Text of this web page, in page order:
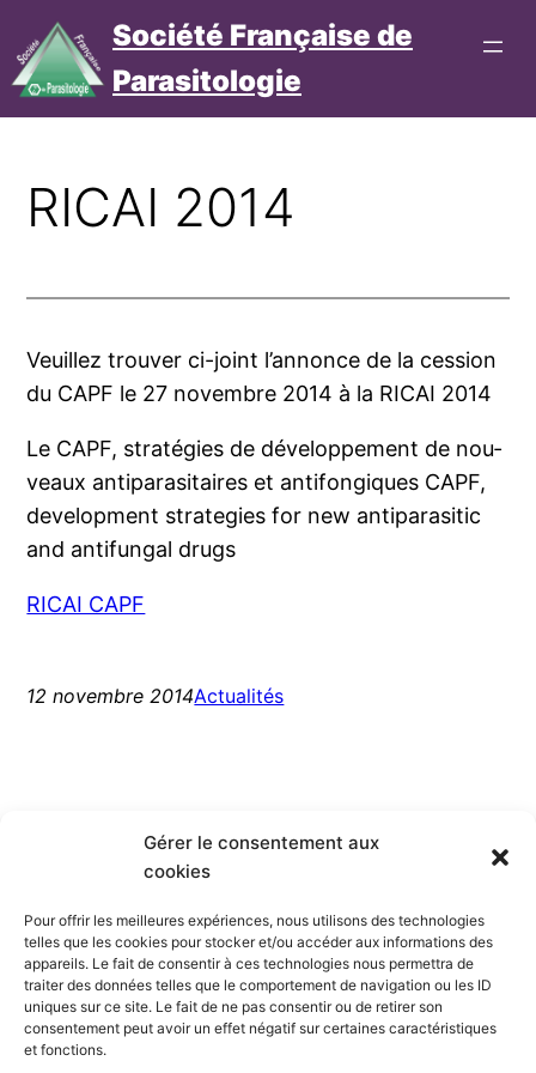
Gérer le consentement aux
cookies
Pour offrir les meilleures expériences, nous utilisons des technologies
telles que les cookies pour stocker et/ou accéder aux informations des
appareils. Le fait de consentir à ces technologies nous permettra de
traiter des données telles que le comportement de navigation ou les ID
uniques sur ce site. Le fait de ne pas consentir ou de retirer son
consentement peut avoir un effet négatif sur certaines caractéristiques
et fonctions.
au
contenu
Société Française de
Parasitologie
Connexion
RICAI 2014
Veuillez trou­ver ci-joint l’an­nonce de la ces­sion
du CAPF le 27 novembre 2014 à la RICAI 2014
Le CAPF, stra­té­gies de déve­lop­pe­ment de nou­
veaux anti­pa­ra­si­taires et anti­fon­giques CAPF,
deve­lop­ment stra­te­gies for new anti­pa­ra­si­tic
and anti­fun­gal drugs
RICAI CAPF
12 novembre 2014Actualités
Société Française de
Parasitologie